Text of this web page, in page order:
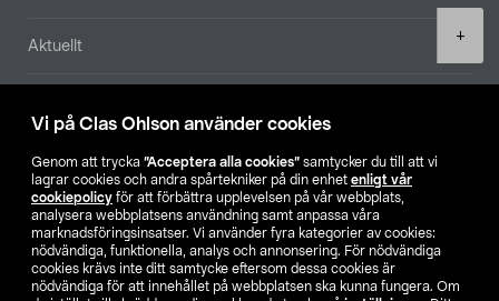
Vi på Clas Ohlson använder cookies
Genom att trycka ”Acceptera alla cookies” samtycker du till att vi
lagrar cookies och andra spårtekniker på din enhet enligt vår
cookiepolicy för att förbättra upplevelsen på vår webbplats,
analysera webbplatsens användning samt anpassa våra
marknadsföringsinsatser. Vi använder fyra kategorier av cookies:
nödvändiga, funktionella, analys och annonsering. För nödvändiga
cookies krävs inte ditt samtycke eftersom dessa cookies är
nödvändiga för att innehållet på webbplatsen ska kunna fungera. Om
+
Aktuellt
Hitta butik
SE NO FI